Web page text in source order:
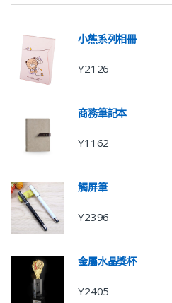
小熊系列相冊
Y2126
商務筆記本
Y1162
觸屏筆
Y2396
金屬水晶獎杯
Y2405